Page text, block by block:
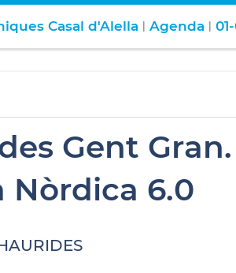
Casal d'Alella | Agenda |
Gent
Nòrdica 6.0